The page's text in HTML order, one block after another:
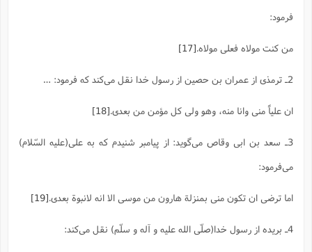
فرمود:
من کنت مولاه فعلی مولاه.[17]
2ـ ترمذی از عمران بن حصین از رسول خدا نقل می‌کند که فرمود: …
ان علیاً منی وانا منه، وهو ولی کل مؤمن من بعدی.[18]
3ـ سعد بن ابی وقاص می‌گوید: از پیامبر شنیدم که به علی(علیه السّلام)
می‌فرمود:
اما ترضی ان تکون منی بمنزلة هارون من موسی الا انه لانبوة بعدی.[19]
4ـ بریده از رسول خدا(صلّی الله علیه و آله و سلّم) نقل می‌کند: